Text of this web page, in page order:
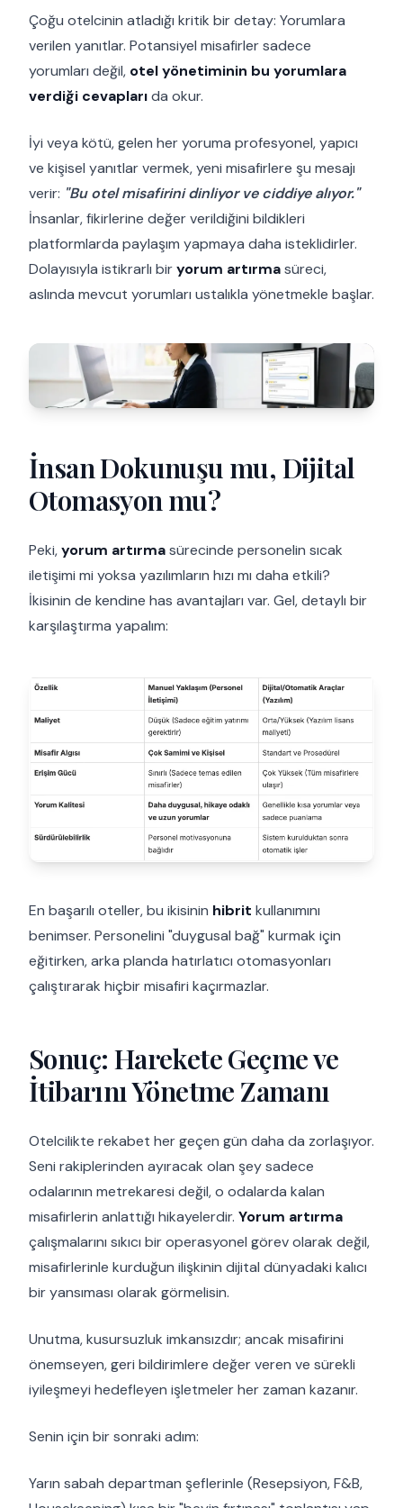
Çoğu otelcinin atladığı kritik bir detay: Yorumlara
verilen yanıtlar. Potansiyel misafirler sadece
yorumları değil, otel yönetiminin bu yorumlara
verdiği cevaplarıda okur.
İyi veya kötü, gelen her yoruma profesyonel, yapıcı
ve kişisel yanıtlar vermek, yeni misafirlere şu mesajı
verir: "Bu otel misafirini dinliyor ve ciddiye alıyor."
İnsanlar, fikirlerine değer verildiğini bildikleri
platformlarda paylaşım yapmaya daha isteklidirler.
Dolayısıyla istikrarlı biryorum artırmasüreci,
aslında mevcut yorumları ustalıkla yönetmekle başlar.
İnsan Dokunuşu mu, Dijital
Otomasyon mu?
Peki,yorum artırmasürecinde personelin sıcak
iletişimi mi yoksa yazılımların hızı mı daha etkili?
İkisinin de kendine has avantajları var. Gel, detaylı bir
karşılaştırma yapalım:
En başarılı oteller, bu ikisinin hibrit kullanımını
benimser. Personelini "duygusal bağ" kurmak için
eğitirken, arka planda hatırlatıcı otomasyonları
çalıştırarak hiçbir misafiri kaçırmazlar.
Sonuç: Harekete Geçme ve
İtibarını Yönetme Zamanı
Otelcilikte rekabet her geçen gün daha da zorlaşıyor.
Seni rakiplerinden ayıracak olan şey sadece
odalarının metrekaresi değil, o odalarda kalan
misafirlerin anlattığı hikayelerdir. Yorum artırma
çalışmalarını sıkıcı bir operasyonel görev olarak değil,
misafirlerinle kurduğun ilişkinin dijital dünyadaki kalıcı
bir yansıması olarak görmelisin.
Unutma, kusursuzluk imkansızdır; ancak misafirini
önemseyen, geri bildirimlere değer veren ve sürekli
iyileşmeyi hedefleyen işletmeler her zaman kazanır.
Senin için bir sonraki adım:
Yarın sabah departman şeflerinle (Resepsiyon, F&B,